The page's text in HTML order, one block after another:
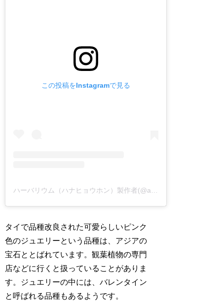
この投稿をInstagramで見る
タイで品種改良された可愛らしいピンク
色のジュエリーという品種は、アジアの
宝石ととばれています。観葉植物の専門
店などに行くと扱っていることがありま
す。ジュエリーの中には、バレンタイン
と呼ばれる品種もあるようです。